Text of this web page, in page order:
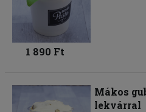
1 890 Ft
Mákos
lekvárral